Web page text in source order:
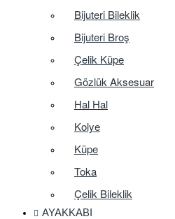
Bijuteri Bileklik
Bijuteri Broş
Çelik Küpe
Gözlük Aksesuar
Hal Hal
Kolye
Küpe
Toka
Çelik Bileklik
AYAKKABI